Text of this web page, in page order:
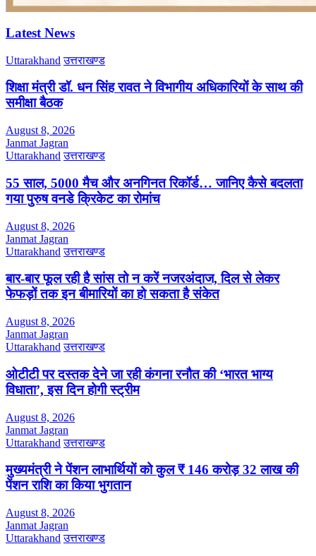
Latest News
Uttarakhand उत्तराखण्ड
शिक्षा मंत्री डॉ. धन सिंह रावत ने विभागीय अधिकारियों के साथ की
समीक्षा बैठक
August 8, 2026
Janmat Jagran
Uttarakhand उत्तराखण्ड
55 साल, 5000 मैच और अनगिनत रिकॉर्ड… जानिए कैसे बदलता
गया पुरुष वनडे क्रिकेट का रोमांच
August 8, 2026
Janmat Jagran
Uttarakhand उत्तराखण्ड
बार-बार फूल रही है सांस तो न करें नजरअंदाज, दिल से लेकर
फेफड़ों तक इन बीमारियों का हो सकता है संकेत
August 8, 2026
Janmat Jagran
Uttarakhand उत्तराखण्ड
ओटीटी पर दस्तक देने जा रही कंगना रनौत की ‘भारत भाग्य
विधाता’, इस दिन होगी स्ट्रीम
August 8, 2026
Janmat Jagran
Uttarakhand उत्तराखण्ड
मुख्यमंत्री ने पेंशन लाभार्थियों को कुल ₹ 146 करोड़ 32 लाख की
पेंशन राशि का किया भुगतान
August 8, 2026
Janmat Jagran
Uttarakhand उत्तराखण्ड